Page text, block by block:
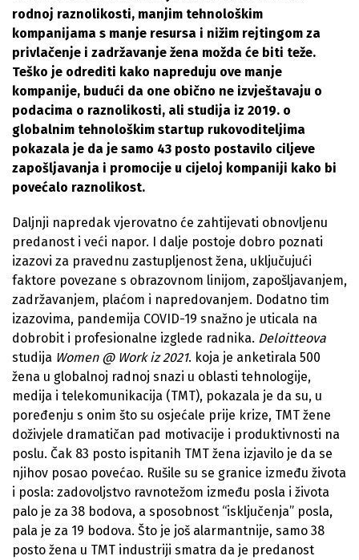
rodnoj raznolikosti, manjim tehnološkim
kompanijama s manje resursa i nižim rejtingom za
privlačenje i zadržavanje žena možda će biti teže.
Teško je odrediti kako napreduju ove manje
kompanije, budući da one obično ne izvještavaju o
podacima o raznolikosti, ali studija iz 2019. o
globalnim tehnološkim startup rukovoditeljima
pokazala je da je samo 43 posto postavilo ciljeve
zapošljavanja i promocije u cijeloj kompaniji kako bi
povećalo raznolikost.
Daljnji napredak vjerovatno će zahtijevati obnovljenu
predanost i veći napor. I dalje postoje dobro poznati
izazovi za pravednu zastupljenost žena, uključujući
faktore povezane s obrazovnom linijom, zapošljavanjem,
zadržavanjem, plaćom i napredovanjem. Dodatno tim
izazovima, pandemija COVID-19 snažno je uticala na
dobrobit i profesionalne izglede radnika. Deloitteova
studija Women @ Work iz 2021. koja je anketirala 500
žena u globalnoj radnoj snazi ​​u oblasti tehnologije,
medija i telekomunikacija (TMT), pokazala je da su, u
poređenju s onim što su osjećale prije krize, TMT žene
doživjele dramatičan pad motivacije i produktivnosti na
poslu. Čak 83 posto ispitanih TMT žena izjavilo je da se
njihov posao povećao. Rušile su se granice između života
i posla: zadovoljstvo ravnotežom između posla i života
palo je za 38 bodova, a sposobnost “isključenja” posla,
pala je za 19 bodova. Što je još alarmantnije, samo 38
posto žena u TMT industriji smatra da je predanost